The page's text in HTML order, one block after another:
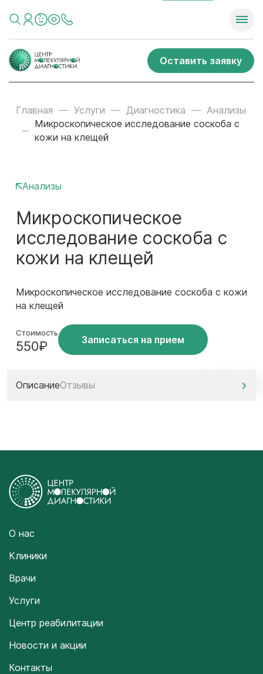
Оставить заявку
Главная Услуги Диагностика
Анализы
Микроскопическое исследование соскоба с
кожи на клещей
Анализы
Микроскопическое
исследование соскоба с
кожи на клещей
Микроскопическое исследование соскоба с кожи
на клещей
Стоимость
550₽ Записаться на прием
ОписаниеОтзывы
О нас
Клиники
Врачи
Услуги
Центр реабилитации
Новости и акции
Контакты